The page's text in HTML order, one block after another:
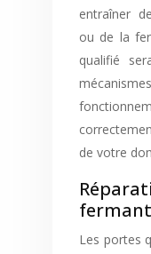
entraîner
ou de la
qualifié
de votre
Les portes